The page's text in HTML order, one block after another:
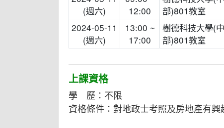
(週六)
12:00
部)801教室
2024-05-11
(週六)
13:00 ~
17:00
樹德科技大學(
部)801教室
上課資格
學 歷：不限
資格條件：對地政士考照及房地產有興